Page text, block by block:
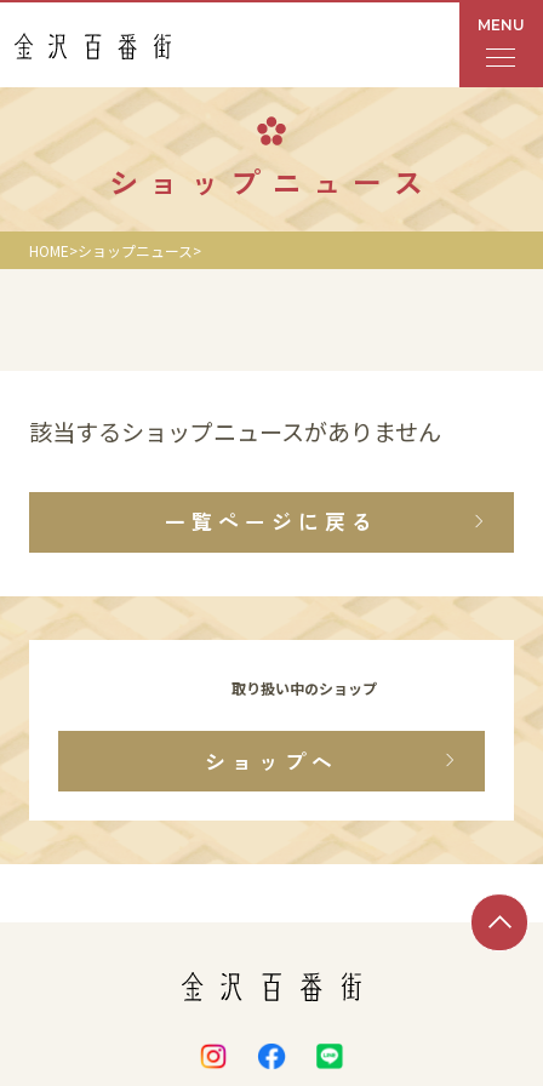
MENU
フロアガイド
あんと
Rinto
ショップニュース
イベント
館内サービス
施設からのお知らせ
スタッフ募集
ショップニュース
HOME ショップニュース
該当するショップニュースがありません
一覧ページに戻る
取り扱い中のショップ
ショップへ